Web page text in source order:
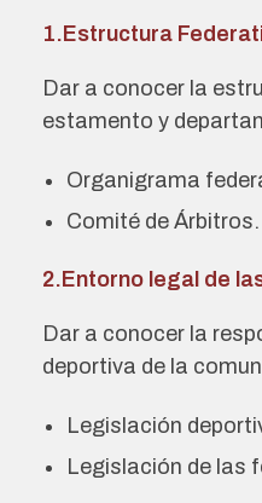
1.Estructura
Dar a conocer la
estamento y
Organigrama
Comité de Árbitros.
2.Entorno legal de
Dar a conocer la
deportiva de la
Legislación
Legislación de las